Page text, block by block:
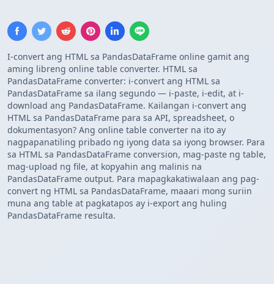
I-convert ang HTML sa PandasDataFrame online gamit ang
aming libreng online table converter. HTML sa
PandasDataFrame converter: i-convert ang HTML sa
PandasDataFrame sa ilang segundo — i-paste, i-edit, at i-
download ang PandasDataFrame. Kailangan i-convert ang
HTML sa PandasDataFrame para sa API, spreadsheet, o
dokumentasyon? Ang online table converter na ito ay
nagpapanatiling pribado ng iyong data sa iyong browser. Para
sa HTML sa PandasDataFrame conversion, mag-paste ng table,
mag-upload ng file, at kopyahin ang malinis na
PandasDataFrame output. Para mapagkakatiwalaan ang pag-
convert ng HTML sa PandasDataFrame, maaari mong suriin
muna ang table at pagkatapos ay i-export ang huling
PandasDataFrame resulta.